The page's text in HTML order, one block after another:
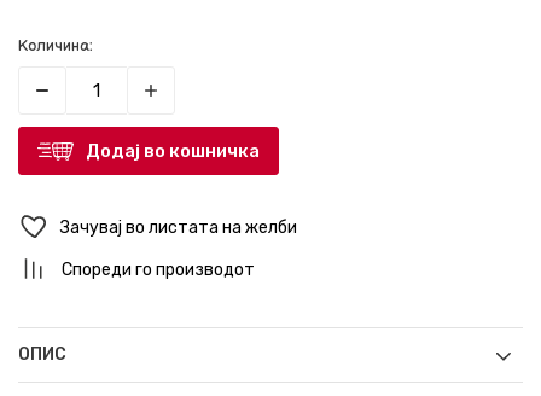
Количина:
Додај во кошничка
Зачувај во листата на желби
Спореди го производот
ОПИС